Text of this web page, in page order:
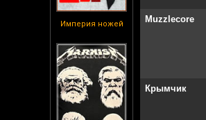
Империя ножей Muzzlecore
Крымчик